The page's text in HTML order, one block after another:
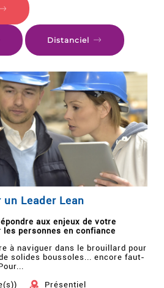
Distanciel
Leader Lean
aux enjeux de votre
personnes en confiance
à naviguer dans le brouillard pour
solides boussoles... encore faut-
Présentiel